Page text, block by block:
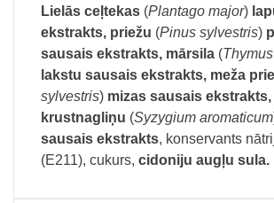
Lielās ceļtekas (Plantago major)
ekstrakts, priežu (Pinus sylvestris)
sausais ekstrakts, mārsila (
lakstu sausais ekstrakts, meža
sylvestris) mizas sausais ekstrakts,
krustnagliņu (Syzygium aromaticum
sausais ekstrakts, konservants
(E211), cukurs, cidoniju augļu sula.